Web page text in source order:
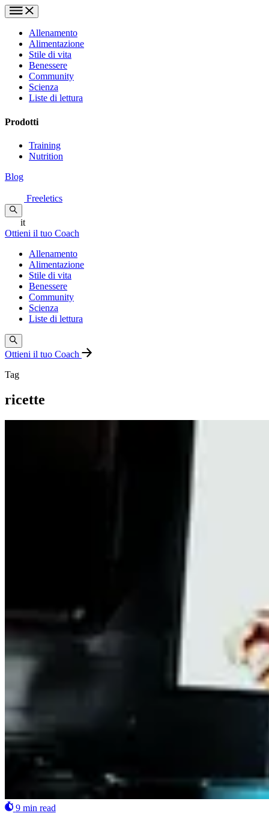
Allenamento
Alimentazione
Stile di vita
Benessere
Community
Scienza
Liste di lettura
Prodotti
Training
Nutrition
Blog
Freeletics
it
Ottieni il tuo Coach
Allenamento
Alimentazione
Stile di vita
Benessere
Community
Scienza
Liste di lettura
Ottieni il tuo Coach
Tag
ricette
9 min read